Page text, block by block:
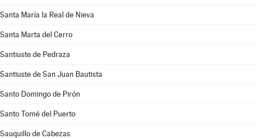
Santa María la Real de Nieva
Santa Marta del Cerro
Santiuste de Pedraza
Santiuste de San Juan Bautista
Santo Domingo de Pirón
Santo Tomé del Puerto
Sauquillo de Cabezas